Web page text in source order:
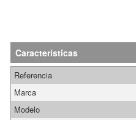
Características
Referencia
Marca
Modelo